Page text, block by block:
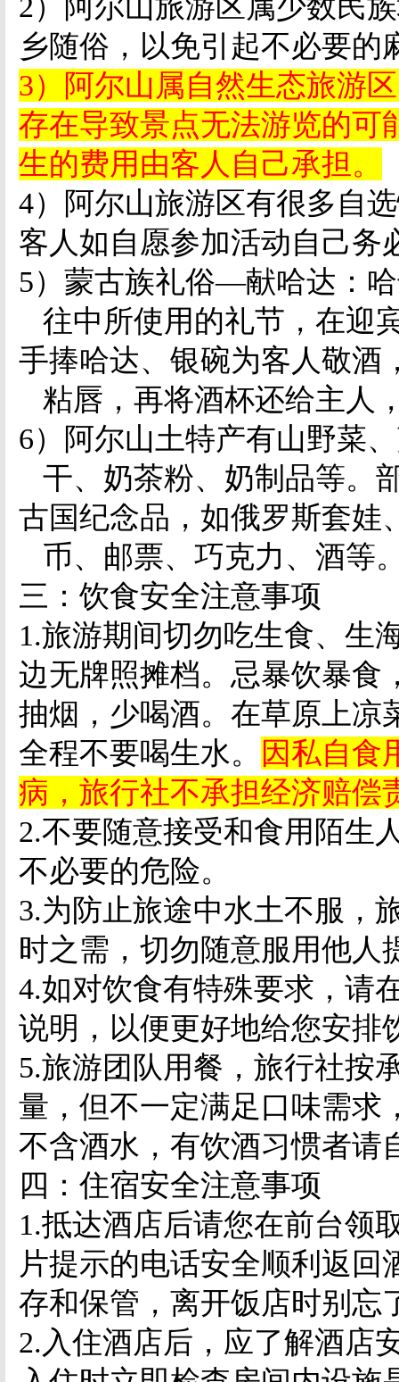
2 ）阿尔山旅游区属少数民
乡随俗，以免引起不必要的
3）阿尔山属自然生态旅游
存在导致景点无法游览的可
生的费用由客人自己承担。
4）阿尔山旅游区有很多自
客人如自愿参加活动自己务
5）蒙古族礼俗—献哈达：
往中所使用的礼节，在迎
手捧哈达、银碗为客人敬酒
粘唇，再将酒杯还给主人
6）阿尔山土特产有山野菜
干、奶茶粉、奶制品等。
古国纪念品，如俄罗斯套娃
币、邮票、巧克力、酒等
三：饮食安全注意事项
1.旅游期间切勿吃生食、生
边无牌照摊档。忌暴饮暴食
抽烟，少喝酒。在草原上凉
全程不要喝生水。
因私自食
病，旅行社不承担经济赔偿
2.不要随意接受和食用陌生
不必要的危险。
3.为防止旅途中水土不服，
时之需，切勿随意服用他人
4.如对饮食有特殊要求，请
说明，以便更好地给您安排
5.旅游团队用餐，旅行社按
量，但不一定满足口味需求
不含酒水，有饮酒习惯者请
四：住宿安全注意事项
1.抵达酒店后请您在前台领
片提示的电话安全顺利返
存和保管，离开饭店时别忘
2. 入住酒店后，应了解酒店